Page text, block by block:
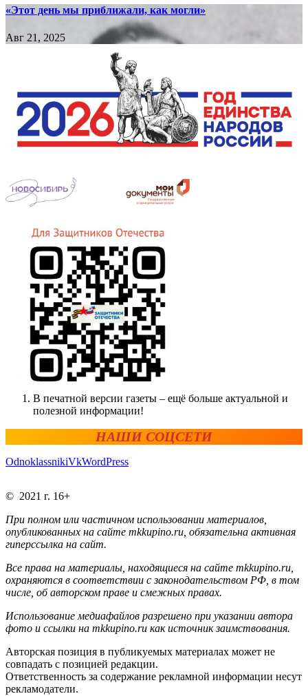
«Этот день мы приближали, как могли»
Авг 21, 2025
В печатной версии газеты – ещё больше актуальной и
полезной информации!
НАШИ СОЦСЕТИ
OdnoklassnikiVkWordPress
© 2021 г. 16+
При полном или частичном использовании материалов,
опубликованных на сайте mkkupino.ru, обязательна активная
гиперссылка на сайт.
Все права на материалы, находящиеся на сайте mkkupino.ru,
охраняются в соответствии с законодательством РФ, в том
числе, об авторском праве и смежных правах.
Использование медиафайлов разрешено при указании автора
фото и ссылки на mkkupino.ru как источник заимствования.
Авторская позиция в публикуемых материалах может не
совпадать с позицией редакции.
Ответственность за содержание рекламной информации несут
рекламодатели.